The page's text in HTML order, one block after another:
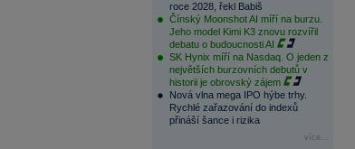
roce 2028, řekl Babiš
Čínský Moonshot AI míří na burzu.
Jeho model Kimi K3 znovu rozvířil
debatu o budoucnosti AI
SK Hynix míří na Nasdaq. O jeden z
největších burzovních debutů v
historii je obrovský zájem
Nová vlna mega IPO hýbe trhy.
Rychlé zařazování do indexů
přináší šance i rizika
více...